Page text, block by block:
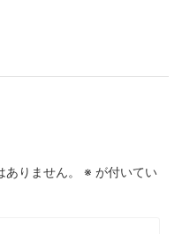
りません。 ※ が付いてい